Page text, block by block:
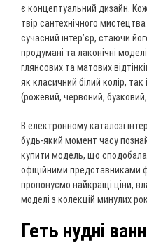
є концептуальний дизайн.
твір сантехнічного
сучасний інтер’єр, стаючи
продумані та лаконічні
глянсових та матових
як класичний білий колір, так
(рожевий, червоний,
В електронному каталозі
будь-який момент часу
купити модель, що
офіційними представниками
пропонуємо найкращі ціни,
моделі з колекцій минулих
Геть нудні